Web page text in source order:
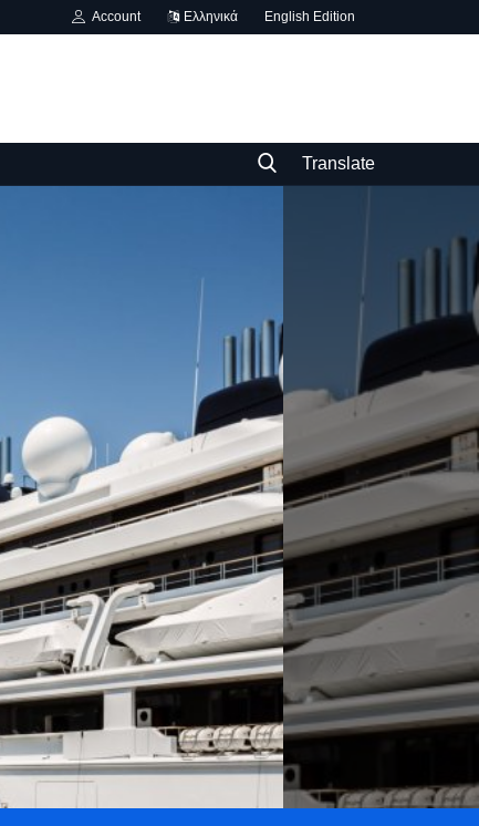
Account Ελληνικά English Edition
Translate